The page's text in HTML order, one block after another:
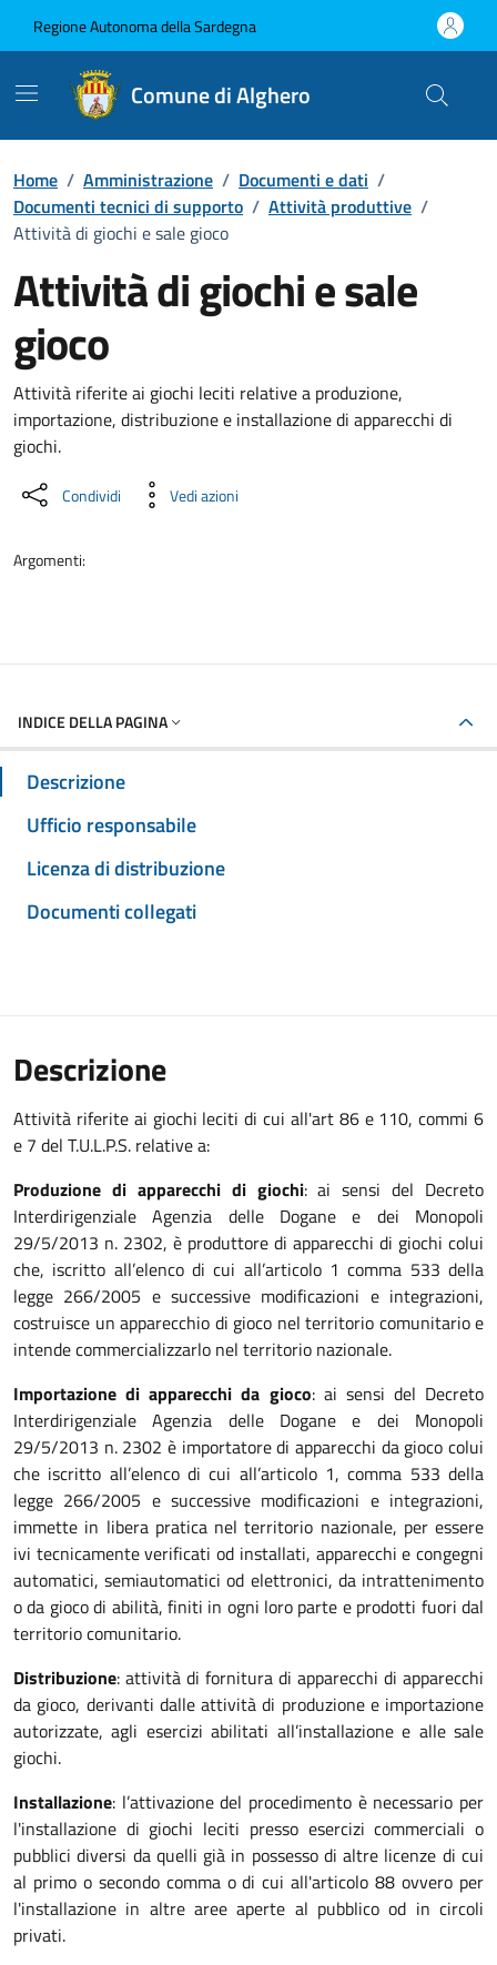
Regione Autonoma della Sardegna
Comune di Alghero
Home / Amministrazione / Documenti e dati /
Documenti tecnici di supporto / Attività produttive /
Attività di giochi e sale gioco
Attività di giochi e sale
gioco
Dettaglio del documento
Attività riferite ai giochi leciti relative a produzione,
importazione, distribuzione e installazione di apparecchi di
giochi.
Condividi Vedi azioni
Argomenti:
INDICE DELLA PAGINA
Descrizione
Ufficio responsabile
Licenza di distribuzione
Documenti collegati
Descrizione
Attività riferite ai giochi leciti di cui all'art 86 e 110, commi 6
e 7 del T.U.L.P.S. relative a:
Produzione di apparecchi di giochi: ai sensi del Decreto
Interdirigenziale Agenzia delle Dogane e dei Monopoli
29/5/2013 n. 2302, è produttore di apparecchi di giochi colui
che, iscritto all’elenco di cui all’articolo 1 comma 533 della
legge 266/2005 e successive modificazioni e integrazioni,
costruisce un apparecchio di gioco nel territorio comunitario e
intende commercializzarlo nel territorio nazionale.
Importazione di apparecchi da gioco: ai sensi del Decreto
Interdirigenziale Agenzia delle Dogane e dei Monopoli
29/5/2013 n. 2302 è importatore di apparecchi da gioco colui
che iscritto all’elenco di cui all’articolo 1, comma 533 della
legge 266/2005 e successive modificazioni e integrazioni,
immette in libera pratica nel territorio nazionale, per essere
ivi tecnicamente verificati od installati, apparecchi e congegni
automatici, semiautomatici od elettronici, da intrattenimento
o da gioco di abilità, finiti in ogni loro parte e prodotti fuori dal
territorio comunitario.
Distribuzione: attività di fornitura di apparecchi di apparecchi
da gioco, derivanti dalle attività di produzione e importazione
autorizzate, agli esercizi abilitati all’installazione e alle sale
giochi.
Installazione: l’attivazione del procedimento è necessario per
l'installazione di giochi leciti presso esercizi commerciali o
pubblici diversi da quelli già in possesso di altre licenze di cui
al primo o secondo comma o di cui all'articolo 88 ovvero per
l'installazione in altre aree aperte al pubblico od in circoli
privati.